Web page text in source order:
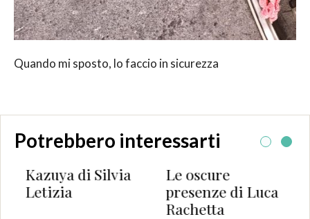
Quando mi sposto, lo faccio in sicurezza
Potrebbero interessarti
Le oscure
presenze di Luca
Il gran consiglio
del Real
Coniglio di